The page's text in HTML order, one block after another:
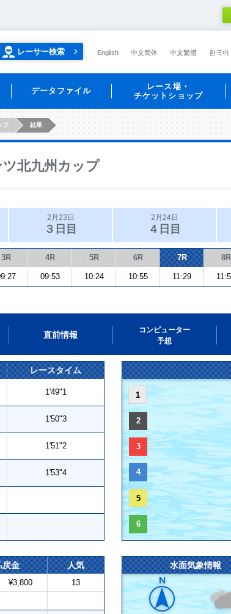
レーサー検索 English 中文简体 中文繁體 한국어
データファイル
レース場・
チケットショップ
プ 結果
北九州カップ
2月23日
３日目
2月24日
４日目
3R 4R 5R 6R 7R 8R
09:53 10:24 10:55 11:29
直前情報
コンピューター
予想
レースタイム
1'49"1
1'50"3
1'51"2
1'53"4
1
2
3
4
5
6
戻金 人気
¥3,800 13
水面気象情報